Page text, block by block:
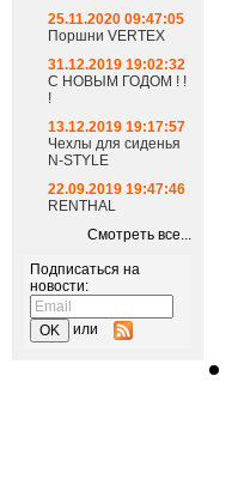
25.11.2020 09:47:05
Поршни VERTEX
31.12.2019 19:02:32
С НОВЫМ ГОДОМ ! !
!
13.12.2019 19:17:57
Чехлы для сиденья
N-STYLE
22.09.2019 19:47:46
RENTHAL
Смотреть все...
Подписаться на
новости:
или